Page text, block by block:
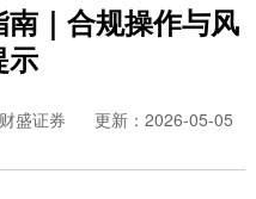
｜合规操作与风
示
盛证券
更新：2026-05-05